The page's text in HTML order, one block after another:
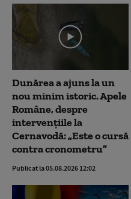
Dunărea a ajuns la un
nou minim istoric. Apele
Române, despre
intervențiile la
Cernavodă: „Este o cursă
contra cronometru”
Publicat la 05.08.2026 12:02